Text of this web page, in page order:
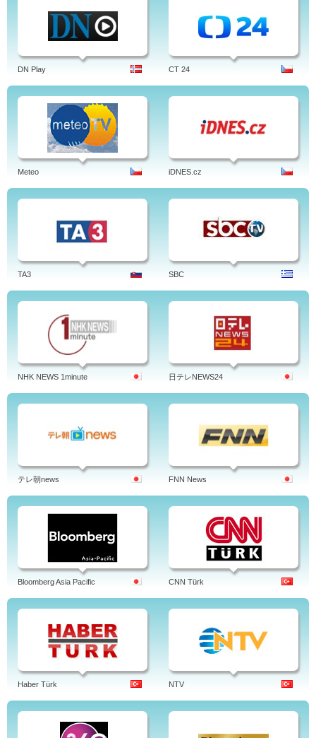
DN Play CT 24
Meteo iDNES.cz
TA3 SBC
NHK NEWS 1minute 日テレNEWS24
テレ朝news FNN News
Bloomberg Asia Pacific CNN Türk
Haber Türk NTV